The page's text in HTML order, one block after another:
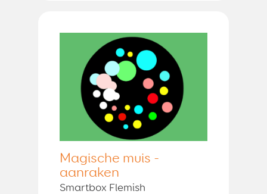
Magische muis -
aanraken
Smartbox Flemish